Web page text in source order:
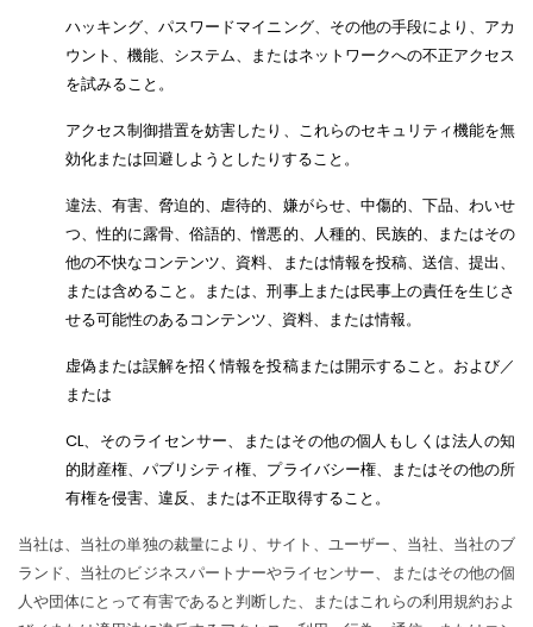
ハッキング、パスワードマイニング、その他の手段により、アカ
ウント、機能、システム、またはネットワークへの不正アクセス
を試みること。
アクセス制御措置を妨害したり、これらのセキュリティ機能を無
効化または回避しようとしたりすること。
違法、有害、脅迫的、虐待的、嫌がらせ、中傷的、下品、わいせ
つ、性的に露骨、俗語的、憎悪的、人種的、民族的、またはその
他の不快なコンテンツ、資料、または情報を投稿、送信、提出、
または含めること。または、刑事上または民事上の責任を生じさ
せる可能性のあるコンテンツ、資料、または情報。
虚偽または誤解を招く情報を投稿または開示すること。および／
または
CL、そのライセンサー、またはその他の個人もしくは法人の知
的財産権、パブリシティ権、プライバシー権、またはその他の所
有権を侵害、違反、または不正取得すること。
当社は、当社の単独の裁量により、サイト、ユーザー、当社、当社のブ
ランド、当社のビジネスパートナーやライセンサー、またはその他の個
人や団体にとって有害であると判断した、またはこれらの利用規約およ